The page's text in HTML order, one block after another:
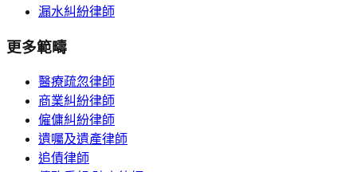
漏水糾紛律師
更多範疇
醫療疏忽律師
商業糾紛律師
僱傭糾紛律師
遺囑及遺產律師
追債律師